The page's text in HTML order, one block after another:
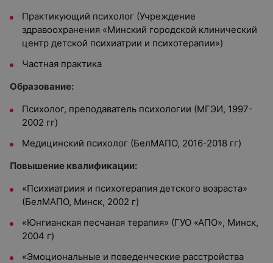
Практикующий психолог (Учреждение
здравоохранения «Минский городской клинический
центр детской психиатрии и психотерапии»)
Частная практика
Образование:
Психолог, преподаватель психологии (МГЭИ, 1997-
2002 гг)
Медицинский психолог (БелМАПО, 2016-2018 гг)
Повышение квалификации:
«Психиатриия и психотерапия детского возраста»
(БелМАПО, Минск, 2002 г)
«Юнгианская песчаная терапия» (ГУО «АПО», Минск,
2004 г)
«Эмоциональные и поведенческие расстройства